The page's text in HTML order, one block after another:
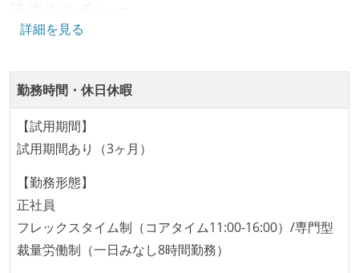
github
情報共有ツール
slack
その他
aws-ec2
aws-s3
vagrant
kubernetes
その他、現場で使われている技術
CTO またはそれに準じる、技術やワークフローの標準
取締役（社内）または執行役員として、エンジニアリ
ング部門の人間が経営に参加している
開発メンバーの裁量
任で好きなものを使うことができる
企画を決定する場に、実装を担当する開発メンバーが
参加している
タスクの見積もりは、実装を担当するメンバーが中心
詳細を見る
勤務時間・休日休暇
【試用期間】
試用期間あり（3ヶ月）
【勤務形態】
正社員
フレックスタイム制（コアタイム11:00-16:00）/専門型
裁量労働制（一日みなし8時間勤務）